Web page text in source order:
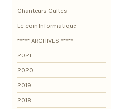
Chanteurs Cultes
Le coin Informatique
***** ARCHIVES *****
2021
2020
2019
2018